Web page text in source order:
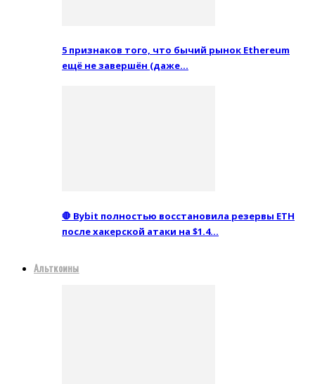
5 признаков того, что бычий рынок Ethereum
ещё не завершён (даже…
🛑 Bybit полностью восстановила резервы ETH
после хакерской атаки на $1.4…
Альткоины